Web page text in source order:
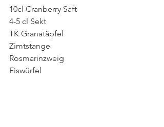
10cl Cranberry Saft
4-5 cl Sekt
TK Granatäpfel
Zimtstange
Rosmarinzweig
Eiswürfel